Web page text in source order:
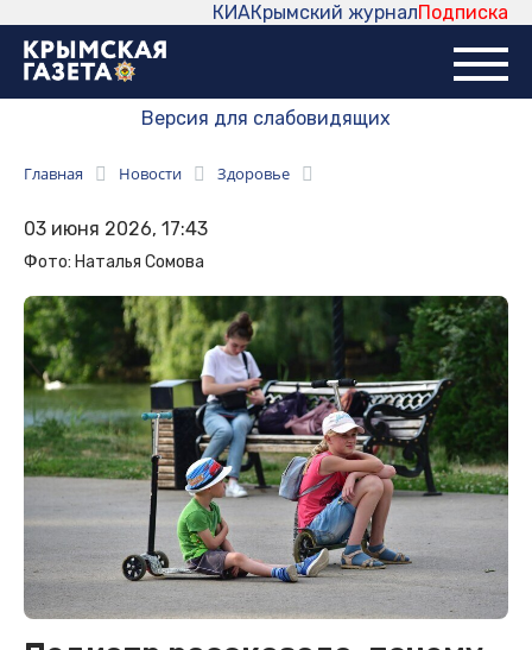
Подписка
Крымский журнал
КИА
Версия для слабовидящих
Главная Новости Здоровье
03 июня 2026, 17:43
Фото: Наталья Сомова